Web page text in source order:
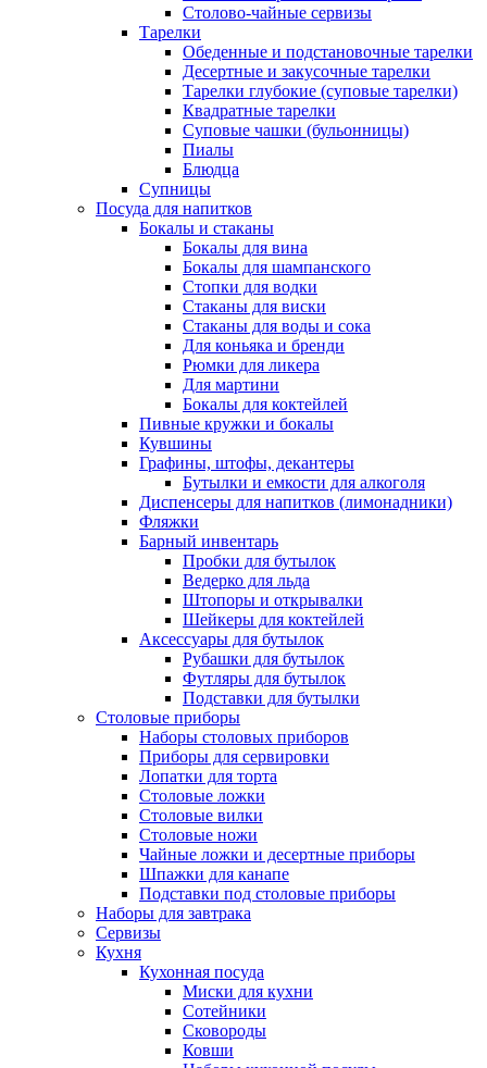
Столово-чайные сервизы
Тарелки
Обеденные и подстановочные тарелки
Десертные и закусочные тарелки
Тарелки глубокие (суповые тарелки)
Квадратные тарелки
Суповые чашки (бульонницы)
Пиалы
Блюдца
Супницы
Посуда для напитков
Бокалы и стаканы
Бокалы для вина
Бокалы для шампанского
Стопки для водки
Стаканы для виски
Стаканы для воды и сока
Для коньяка и бренди
Рюмки для ликера
Для мартини
Бокалы для коктейлей
Пивные кружки и бокалы
Кувшины
Графины, штофы, декантеры
Бутылки и емкости для алкоголя
Диспенсеры для напитков (лимонадники)
Фляжки
Барный инвентарь
Пробки для бутылок
Ведерко для льда
Штопоры и открывалки
Шейкеры для коктейлей
Аксессуары для бутылок
Рубашки для бутылок
Футляры для бутылок
Подставки для бутылки
Столовые приборы
Наборы столовых приборов
Приборы для сервировки
Лопатки для торта
Столовые ложки
Столовые вилки
Столовые ножи
Чайные ложки и десертные приборы
Шпажки для канапе
Подставки под столовые приборы
Наборы для завтрака
Сервизы
Кухня
Кухонная посуда
Миски для кухни
Сотейники
Сковороды
Ковши